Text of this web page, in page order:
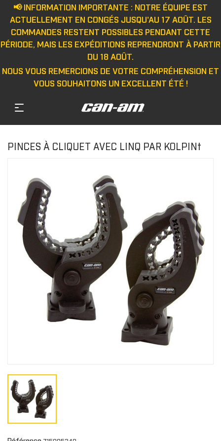
📢 INFORMATION IMPORTANTE : NOTRE ÉQUIPE EST
ACTUELLEMENT EN CONGÉS JUSQU'AU 17 AOÛT. LES
COMMANDES RESTENT POSSIBLES PENDANT CETTE
PÉRIODE, MAIS LES EXPÉDITIONS REPRENDRONT À PARTIR
DU 18 AOÛT.
NOUS VOUS REMERCIONS DE VOTRE COMPRÉHENSION ET
VOUS SOUHAITONS UN EXCELLENT ÉTÉ !
PINCES À CLIQUET AVEC LINQ PAR KOLPIN†